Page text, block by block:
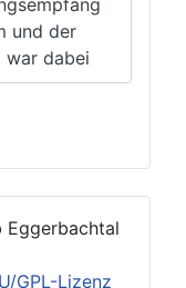
und der
war dabei
GPL-Lizenz